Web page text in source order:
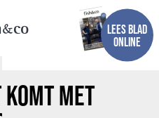
co
LEES BLAD
ONLINE
MET